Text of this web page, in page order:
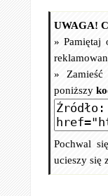
UWAGA!
» Pamiętaj
»
poniższy
Pochwal
ucieszy się